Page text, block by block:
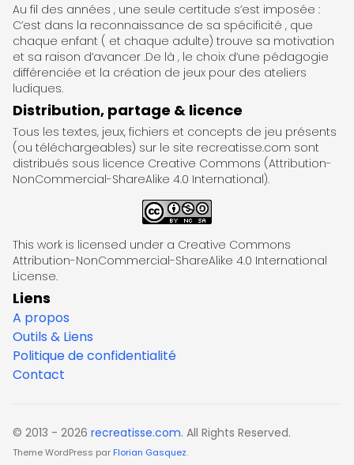
Au fil des années , une seule certitude s’est imposée :
C’est dans la reconnaissance de sa spécificité , que
chaque enfant ( et chaque adulte) trouve sa motivation
et sa raison d’avancer .De là , le choix d’une pédagogie
différenciée et la création de jeux pour des ateliers
ludiques.
Distribution, partage & licence
Tous les textes, jeux, fichiers et concepts de jeu présents
(ou téléchargeables) sur le site recreatisse.com sont
distribués sous licence Creative Commons (Attribution-
NonCommercial-ShareAlike 4.0 International).
This work is licensed under a Creative Commons
Attribution-NonCommercial-ShareAlike 4.0 International
License.
Liens
A propos
Outils & Liens
Politique de confidentialité
Contact
© 2013 - 2026 recreatisse.com. All Rights Reserved.
Theme WordPress par Florian Gasquez.